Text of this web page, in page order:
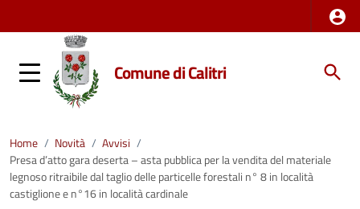
Comune di Calitri
Home / Novità / Avvisi /
Presa d’atto gara deserta – asta pubblica per la vendita del materiale
legnoso ritraibile dal taglio delle particelle forestali n° 8 in località
castiglione e n°16 in località cardinale